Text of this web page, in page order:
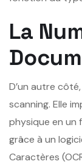
La
D’un autre
scanning. Elle
physique en un
grâce à un
Caractères